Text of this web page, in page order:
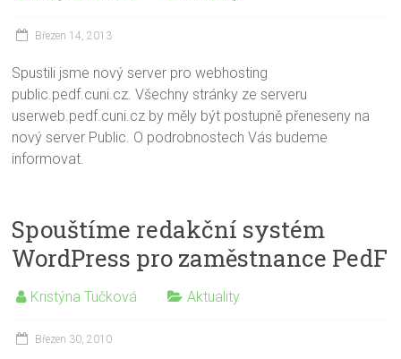
Březen 14, 2013
Spustili jsme nový server pro webhosting
public.pedf.cuni.cz. Všechny stránky ze serveru
userweb.pedf.cuni.cz by měly být postupně přeneseny na
nový server Public. O podrobnostech Vás budeme
informovat.
Spouštíme redakční systém
WordPress pro zaměstnance PedF
Kristýna Tučková Aktuality
Březen 30, 2010